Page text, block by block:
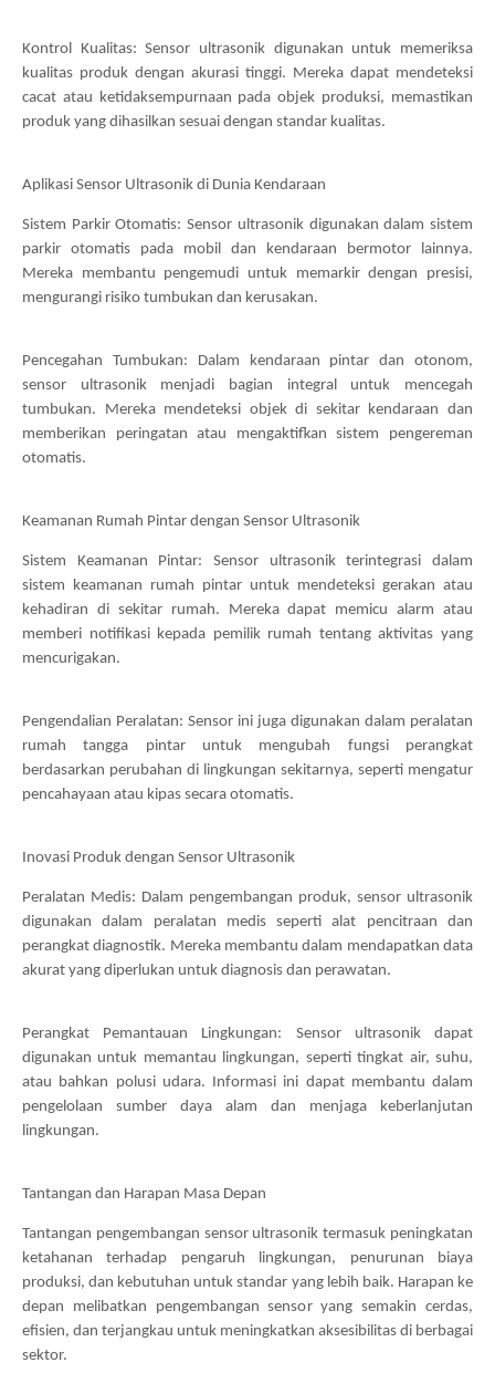
Kontrol Kualitas: Sensor ultrasonik digunakan untuk memeriksa
kualitas produk dengan akurasi tinggi. Mereka dapat mendeteksi
cacat atau ketidaksempurnaan pada objek produksi, memastikan
produk yang dihasilkan sesuai dengan standar kualitas.
Aplikasi Sensor Ultrasonik di Dunia Kendaraan
Sistem Parkir Otomatis: Sensor ultrasonik digunakan dalam sistem
parkir otomatis pada mobil dan kendaraan bermotor lainnya.
Mereka membantu pengemudi untuk memarkir dengan presisi,
mengurangi risiko tumbukan dan kerusakan.
Pencegahan Tumbukan: Dalam kendaraan pintar dan otonom,
sensor ultrasonik menjadi bagian integral untuk mencegah
tumbukan. Mereka mendeteksi objek di sekitar kendaraan dan
memberikan peringatan atau mengaktifkan sistem pengereman
otomatis.
Keamanan Rumah Pintar dengan Sensor Ultrasonik
Sistem Keamanan Pintar: Sensor ultrasonik terintegrasi dalam
sistem keamanan rumah pintar untuk mendeteksi gerakan atau
kehadiran di sekitar rumah. Mereka dapat memicu alarm atau
memberi notifikasi kepada pemilik rumah tentang aktivitas yang
mencurigakan.
Pengendalian Peralatan: Sensor ini juga digunakan dalam peralatan
rumah tangga pintar untuk mengubah fungsi perangkat
berdasarkan perubahan di lingkungan sekitarnya, seperti mengatur
pencahayaan atau kipas secara otomatis.
Inovasi Produk dengan Sensor Ultrasonik
Peralatan Medis: Dalam pengembangan produk, sensor ultrasonik
digunakan dalam peralatan medis seperti alat pencitraan dan
perangkat diagnostik. Mereka membantu dalam mendapatkan data
akurat yang diperlukan untuk diagnosis dan perawatan.
Perangkat Pemantauan Lingkungan: Sensor ultrasonik dapat
digunakan untuk memantau lingkungan, seperti tingkat air, suhu,
atau bahkan polusi udara. Informasi ini dapat membantu dalam
pengelolaan sumber daya alam dan menjaga keberlanjutan
lingkungan.
Tantangan dan Harapan Masa Depan
Tantangan pengembangan sensor ultrasonik termasuk peningkatan
ketahanan terhadap pengaruh lingkungan, penurunan biaya
produksi, dan kebutuhan untuk standar yang lebih baik. Harapan ke
depan melibatkan pengembangan sensor yang semakin cerdas,
efisien, dan terjangkau untuk meningkatkan aksesibilitas di berbagai
sektor.